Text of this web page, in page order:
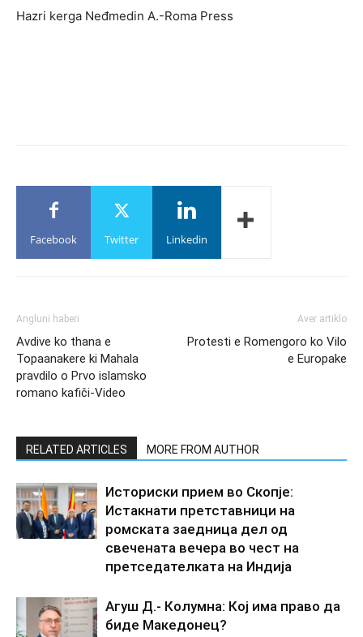
Hazri kerga Neđmedin A.-Roma Press
Facebook Twitter Linkedin
Angluni haberi
Avdive ko thana e
Topaanakere ki Mahala
pravdilo o Prvo islamsko
romano kafiči-Video
Aver artiklo
Protesti e Romengoro ko Vilo
e Europake
RELATED ARTICLES MORE FROM AUTHOR
Историски прием во Скопје:
Истакнати претставници на
ромската заедница дел од
свечената вечера во чест на
претседателката на Индија
Агуш Д.- Колумна: Кој има право да
биде Македонец?